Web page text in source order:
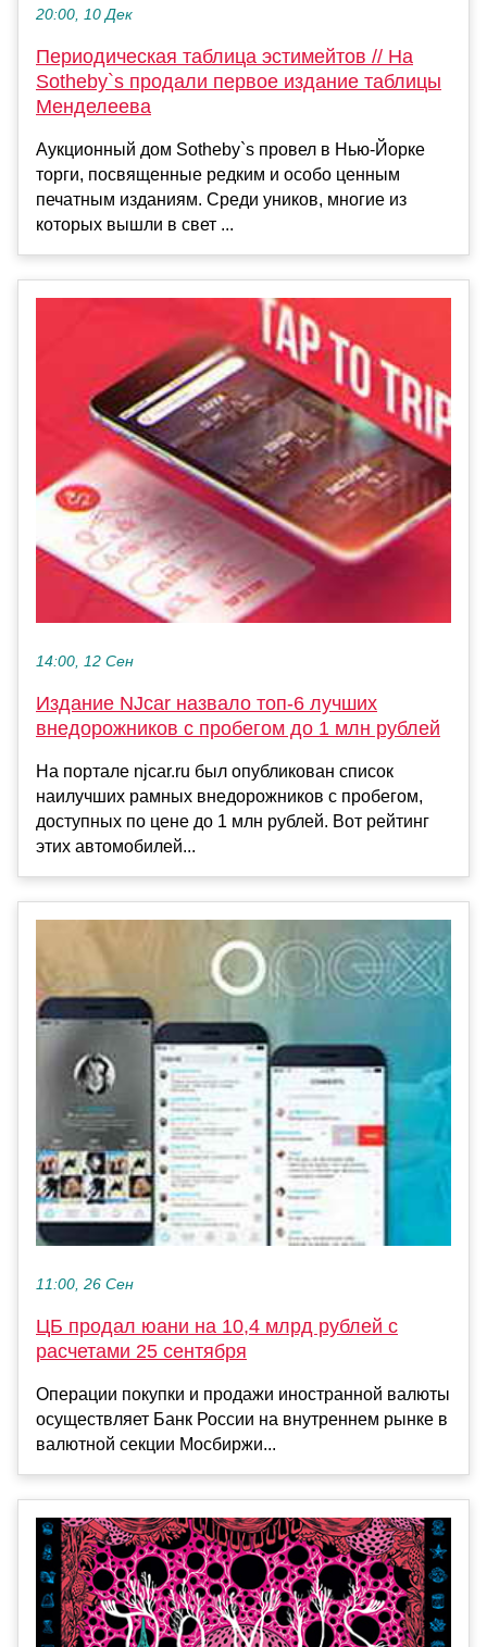
20:00, 10 Дек
Периодическая таблица эстимейтов // На
Sotheby`s продали первое издание таблицы
Менделеева
Аукционный дом Sotheby`s провел в Нью-Йорке
торги, посвященные редким и особо ценным
печатным изданиям. Среди уников, многие из
которых вышли в свет ...
14:00, 12 Сен
Издание NJcar назвало топ-6 лучших
внедорожников с пробегом до 1 млн рублей
На портале njcar.ru был опубликован список
наилучших рамных внедорожников с пробегом,
доступных по цене до 1 млн рублей. Вот рейтинг
этих автомобилей...
11:00, 26 Сен
ЦБ продал юани на 10,4 млрд рублей с
расчетами 25 сентября
Операции покупки и продажи иностранной валюты
осуществляет Банк России на внутреннем рынке в
валютной секции Мосбиржи...